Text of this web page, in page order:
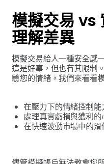
模擬交易
理解差異
模擬交易給人一種安全感
這是好事，但也有其限制
驗您的情緒。我們來看看
在壓力下的情緒控制能
處理真實虧損與獲利
在快速波動市場中的